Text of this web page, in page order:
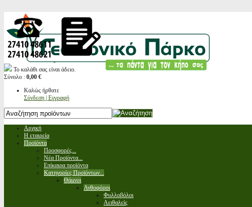
Το καλάθι σας είναι άδειο.
Σύνολο : 0,00 €
Καλώς ήρθατε
Σύνδεση | Εγγραφή
Αρχική
Η εταιρεία
Προϊόντα
Προσφορές...
Νέα Προϊόντα...
Επίκαιρα προϊόντα
Κατηγορίες Προϊόντων...
Θάμνοι
Ανθοφόροι
Φυλλοβόλοι
Αειθαλείς